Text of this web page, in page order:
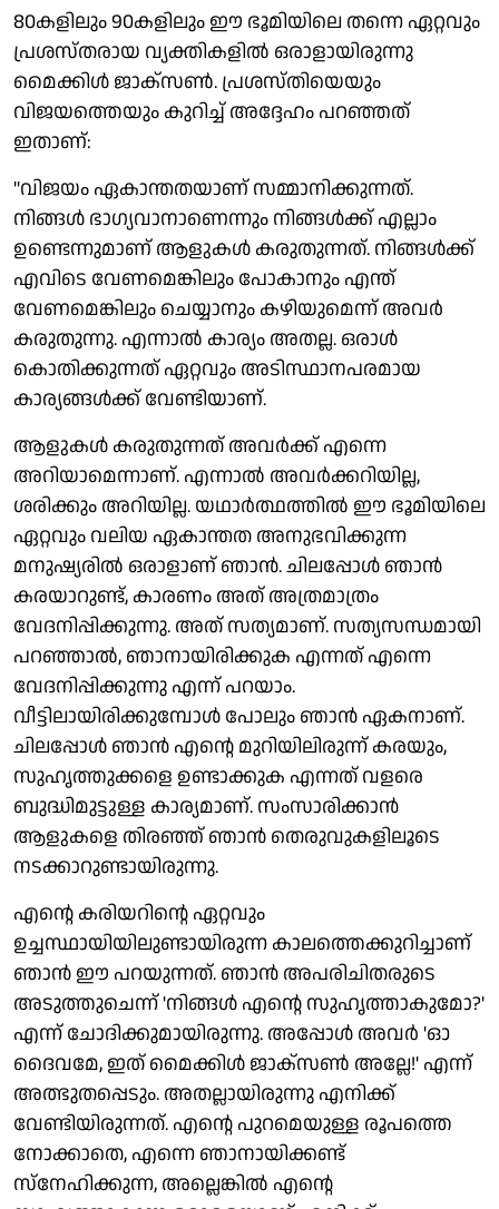
80കളിലും 90കളിലും ഈ ഭൂമിയിലെ തന്നെ ഏറ്റവും
പ്രശസ്തരായ വ്യക്തികളില്‍ ഒരാളായിരുന്നു
മൈക്കിള്‍ ജാക്സണ്‍. പ്രശസ്തിയെയും
വിജയത്തെയും കുറിച്ച് അദ്ദേഹം പറഞ്ഞത്
ഇതാണ്:
''വിജയം ഏകാന്തതയാണ് സമ്മാനിക്കുന്നത്.
നിങ്ങള്‍ ഭാഗ്യവാനാണെന്നും നിങ്ങള്‍ക്ക് എല്ലാം
ഉണ്ടെന്നുമാണ് ആളുകള്‍ കരുതുന്നത്. നിങ്ങള്‍ക്ക്
എവിടെ വേണമെങ്കിലും പോകാനും എന്ത്
വേണമെങ്കിലും ചെയ്യാനും കഴിയുമെന്ന് അവര്‍
കരുതുന്നു. എന്നാല്‍ കാര്യം അതല്ല. ഒരാള്‍
കൊതിക്കുന്നത് ഏറ്റവും അടിസ്ഥാനപരമായ
കാര്യങ്ങള്‍ക്ക് വേണ്ടിയാണ്.
ആളുകള്‍ കരുതുന്നത് അവര്‍ക്ക് എന്നെ
അറിയാമെന്നാണ്. എന്നാല്‍ അവര്‍ക്കറിയില്ല,
ശരിക്കും അറിയില്ല. യഥാര്‍ത്ഥത്തില്‍ ഈ ഭൂമിയിലെ
ഏറ്റവും വലിയ ഏകാന്തത അനുഭവിക്കുന്ന
മനുഷ്യരില്‍ ഒരാളാണ് ഞാന്‍. ചിലപ്പോള്‍ ഞാന്‍
കരയാറുണ്ട്, കാരണം അത് അത്രമാത്രം
വേദനിപ്പിക്കുന്നു. അത് സത്യമാണ്. സത്യസന്ധമായി
പറഞ്ഞാല്‍, ഞാനായിരിക്കുക എന്നത് എന്നെ
വേദനിപ്പിക്കുന്നു എന്ന് പറയാം.
വീട്ടിലായിരിക്കുമ്പോള്‍ പോലും ഞാന്‍ ഏകനാണ്.
ചിലപ്പോള്‍ ഞാന്‍ എന്റെ മുറിയിലിരുന്ന് കരയും,
സുഹൃത്തുക്കളെ ഉണ്ടാക്കുക എന്നത് വളരെ
ബുദ്ധിമുട്ടുള്ള കാര്യമാണ്. സംസാരിക്കാന്‍
ആളുകളെ തിരഞ്ഞ് ഞാന്‍ തെരുവുകളിലൂടെ
നടക്കാറുണ്ടായിരുന്നു.
എന്റെ കരിയറിന്റെ ഏറ്റവും
ഉച്ചസ്ഥായിയിലുണ്ടായിരുന്ന കാലത്തെക്കുറിച്ചാണ്
ഞാന്‍ ഈ പറയുന്നത്. ഞാന്‍ അപരിചിതരുടെ
അടുത്തുചെന്ന് 'നിങ്ങള്‍ എന്റെ സുഹൃത്താകുമോ?'
എന്ന് ചോദിക്കുമായിരുന്നു. അപ്പോള്‍ അവര്‍ 'ഓ
ദൈവമേ, ഇത് മൈക്കിള്‍ ജാക്സണ്‍ അല്ലേ!' എന്ന്
അത്ഭുതപ്പെടും. അതല്ലായിരുന്നു എനിക്ക്
വേണ്ടിയിരുന്നത്. എന്റെ പുറമെയുള്ള രൂപത്തെ
നോക്കാതെ, എന്നെ ഞാനായിക്കണ്ട്
സ്നേഹിക്കുന്ന, അല്ലെങ്കില്‍ എന്റെ